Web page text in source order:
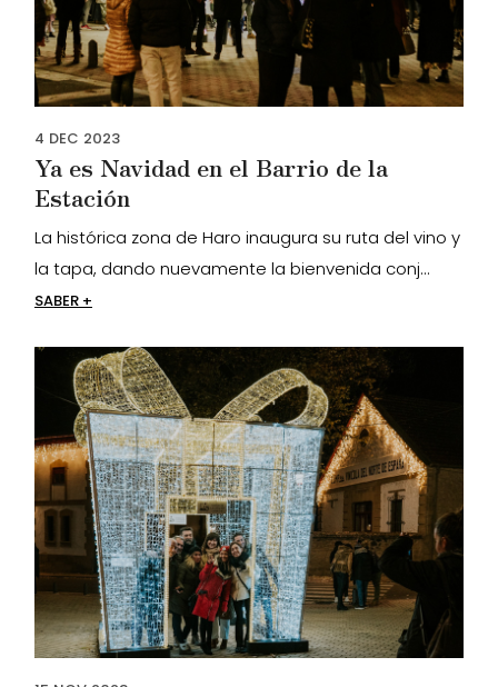
4 DEC 2023
Ya es Navidad en el Barrio de la
Estación
La histórica zona de Haro inaugura su ruta del vino y
la tapa, dando nuevamente la bienvenida conj...
SABER +